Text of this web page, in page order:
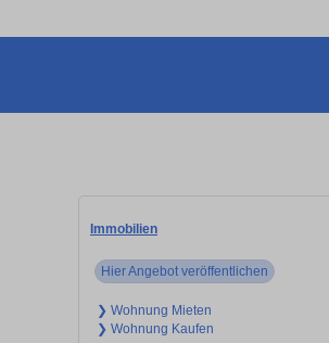
Immobilien
Hier Angebot veröffentlichen
❯ Wohnung Mieten
❯ Wohnung Kaufen